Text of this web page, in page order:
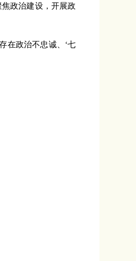
政治建设，开展政
在政治不忠诚、‘七